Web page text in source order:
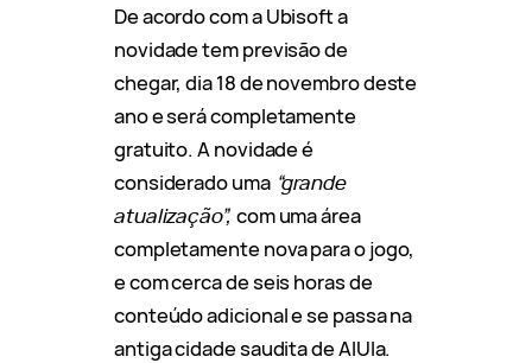
De acordo com a Ubisoft a
novidade tem previsão de
chegar, dia 18 de novembro deste
ano e será completamente
gratuito. A novidade é
considerado uma “grande
atualização”, com uma área
completamente nova para o jogo,
e com cerca de seis horas de
conteúdo adicional e se passa na
antiga cidade saudita de AlUla.